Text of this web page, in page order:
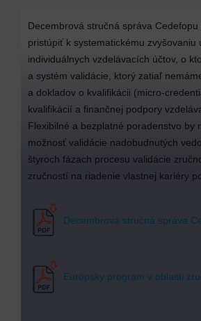
Decembrová stručná správa
pristúpiť k systematickému
individuálnych vzdelávacích účtov, o
a systém validácie, ktorý zatiaľ
a dokladov o kvalifikácii (micro-
kvalifikácií a finančnej podpory
Flexibilné a bezplatné poradenstvo
možnosť validácie nadobudnutých
štyroch fázach procesu validácie
zručností na riadenie vlastnej kariéry
Decembrová stručná správa
Európsky program v oblasti